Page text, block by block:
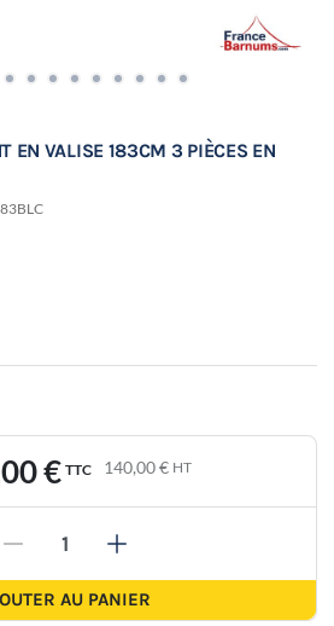
EN VALISE 183CM 3 PIÈCES EN
€ TTC 140,00 € HT
- +
AU PANIER